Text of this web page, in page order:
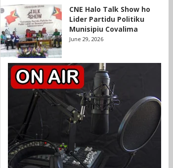
CNE Halo Talk Show ho
Lider Partidu Politiku
Munisipiu Covalima
June 29, 2026